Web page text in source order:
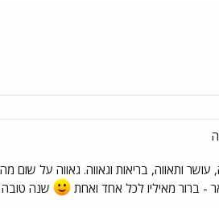
ותאווה, בריאות וגאווה. גאווה על
ברור מאיליו לכל אחד ואחת
שנה